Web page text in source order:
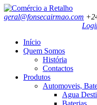
geral@fonsecairmao.com
Início
Quem Somos
História
Contactos
Produtos
Automoveis,
Agua
Baterias